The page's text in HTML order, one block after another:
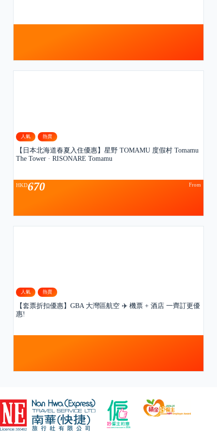
人氣 熱賣
【日本北海道春夏入住優惠】星野 TOMAMU 度假村 Tomamu
The Tower · RISONARE Tomamu
From
HKD670
人氣 熱賣
【套票折扣優惠】GBA 大灣區航空 ✈️ 機票 + 酒店 一齊訂更優
惠!